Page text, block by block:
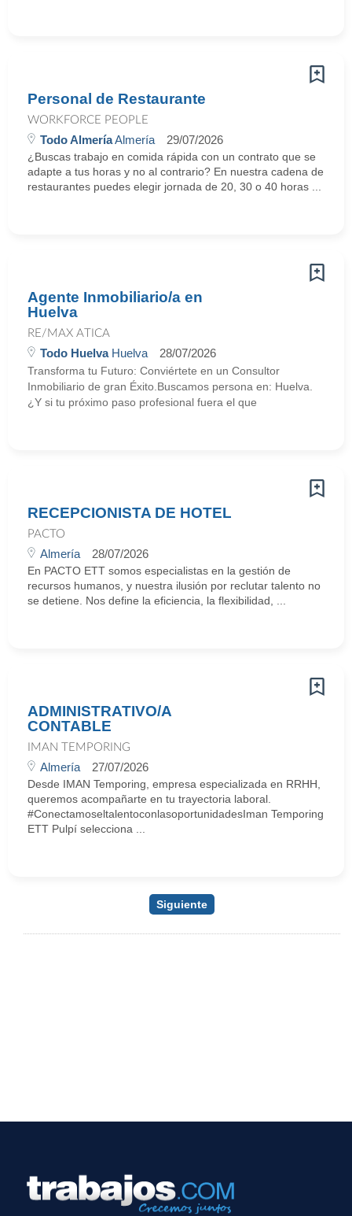
Personal de Restaurante
WORKFORCE PEOPLE
Todo AlmeríaAlmería 29/07/2026
¿Buscas trabajo en comida rápida con un contrato que se
adapte a tus horas y no al contrario? En nuestra cadena de
restaurantes puedes elegir jornada de 20, 30 o 40 horas ...
Agente Inmobiliario/a en
Huelva
RE/MAX ATICA
Todo HuelvaHuelva 28/07/2026
Transforma tu Futuro: Conviértete en un Consultor
Inmobiliario de gran Éxito.Buscamos persona en: Huelva.
¿Y si tu próximo paso profesional fuera el que
RECEPCIONISTA DE HOTEL
PACTO
Almería 28/07/2026
En PACTO ETT somos especialistas en la gestión de
recursos humanos, y nuestra ilusión por reclutar talento no
se detiene. Nos define la eficiencia, la flexibilidad, ...
ADMINISTRATIVO/A
CONTABLE
IMAN TEMPORING
Almería 27/07/2026
Desde IMAN Temporing, empresa especializada en RRHH,
queremos acompañarte en tu trayectoria laboral.
#ConectamoseltalentoconlasoportunidadesIman Temporing
ETT Pulpí selecciona ...
Siguiente